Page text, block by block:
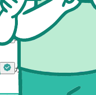
が「 YouTubeでチーム
が「安野たかひろから
が「YouTube動画を視